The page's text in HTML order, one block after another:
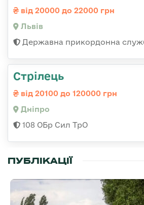
від 20000 до 22000 грн
Львів
Державна прикордонна
Стрілець
від 20100 до 120000 грн
Дніпро
108 ОБр Сил ТрО
ПУБЛІКАЦІЇ